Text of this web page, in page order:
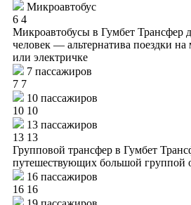
Микроавтобус
6 4
Микроавтобусы в Гумбет Трансфер
человек — альтернатива поездки на
или электричке
7 пассажиров
7 7
10 пассажиров
10 10
13 пассажиров
13 13
Групповой трансфер в Гумбет
путешествующих большой группой
16 пассажиров
16 16